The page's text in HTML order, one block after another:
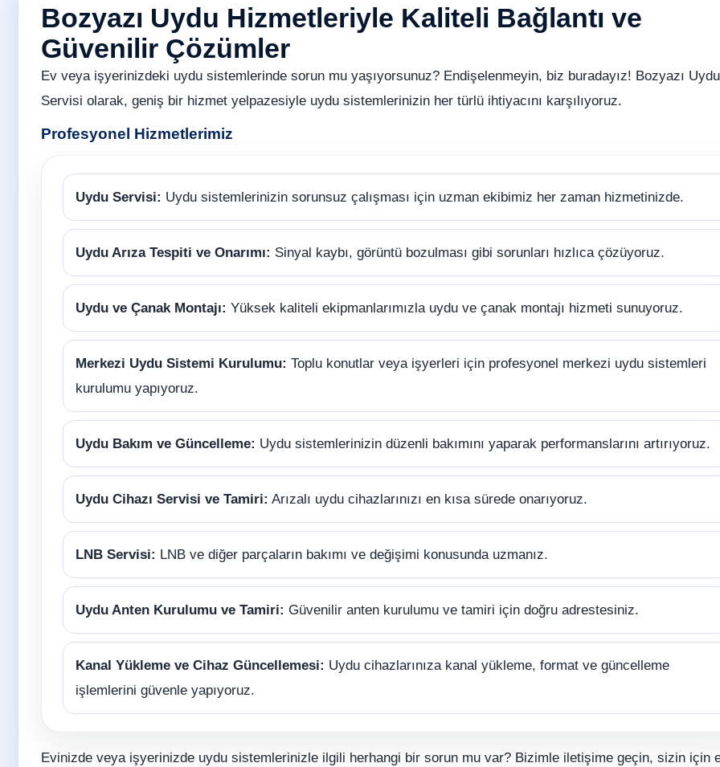
Bozyazı Uydu Hizmetleriyle Kaliteli Bağlantı ve
Güvenilir Çözümler
Ev veya işyerinizdeki uydu sistemlerinde sorun mu yaşıyorsunuz? Endişelenmeyin, biz buradayız! Bozyazı Uydu
Servisi olarak, geniş bir hizmet yelpazesiyle uydu sistemlerinizin her türlü ihtiyacını karşılıyoruz.
Profesyonel Hizmetlerimiz
Uydu Servisi: Uydu sistemlerinizin sorunsuz çalışması için uzman ekibimiz her zaman hizmetinizde.
Uydu Arıza Tespiti ve Onarımı: Sinyal kaybı, görüntü bozulması gibi sorunları hızlıca çözüyoruz.
Uydu ve Çanak Montajı: Yüksek kaliteli ekipmanlarımızla uydu ve çanak montajı hizmeti sunuyoruz.
Merkezi Uydu Sistemi Kurulumu: Toplu konutlar veya işyerleri için profesyonel merkezi uydu sistemleri
kurulumu yapıyoruz.
Uydu Bakım ve Güncelleme: Uydu sistemlerinizin düzenli bakımını yaparak performanslarını artırıyoruz.
Uydu Cihazı Servisi ve Tamiri: Arızalı uydu cihazlarınızı en kısa sürede onarıyoruz.
LNB Servisi: LNB ve diğer parçaların bakımı ve değişimi konusunda uzmanız.
Uydu Anten Kurulumu ve Tamiri: Güvenilir anten kurulumu ve tamiri için doğru adrestesiniz.
Kanal Yükleme ve Cihaz Güncellemesi: Uydu cihazlarınıza kanal yükleme, format ve güncelleme
işlemlerini güvenle yapıyoruz.
Evinizde veya işyerinizde uydu sistemlerinizle ilgili herhangi bir sorun mu var? Bizimle iletişime geçin, sizin için